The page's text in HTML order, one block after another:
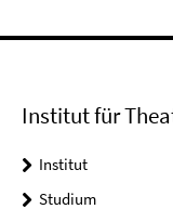
Institut für
Institut
Studium